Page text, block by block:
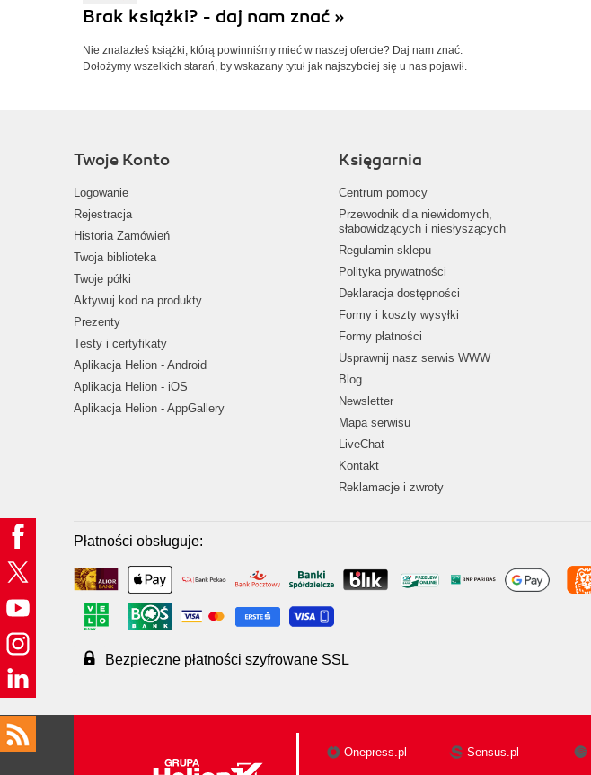
Brak książki? - daj nam znać »
Nie znalazłeś książki, którą powinniśmy mieć w naszej ofercie? Daj nam znać.
Dołożymy wszelkich starań, by wskazany tytuł jak najszybciej się u nas pojawił.
Twoje Konto
Logowanie
Rejestracja
Historia Zamówień
Twoja biblioteka
Twoje półki
Aktywuj kod na produkty
Prezenty
Testy i certyfikaty
Aplikacja Helion - Android
Aplikacja Helion - iOS
Aplikacja Helion - AppGallery
Księgarnia
Centrum pomocy
Przewodnik dla niewidomych,
słabowidzących i niesłyszących
Regulamin sklepu
Polityka prywatności
Deklaracja dostępności
Formy i koszty wysyłki
Formy płatności
Usprawnij nasz serwis WWW
Blog
Newsletter
Mapa serwisu
LiveChat
Kontakt
Reklamacje i zwroty
Płatności obsługuje:
Bezpieczne płatności szyfrowane SSL
Onepress.pl Sensus.pl